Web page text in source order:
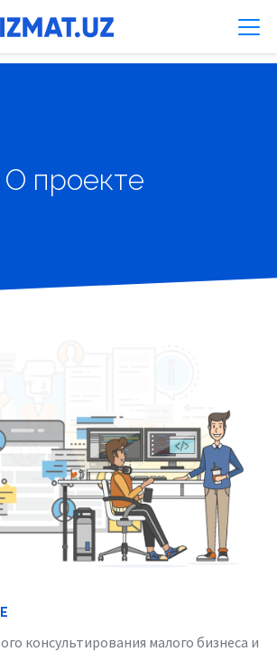
О проекте
консультирования малого бизнеса и